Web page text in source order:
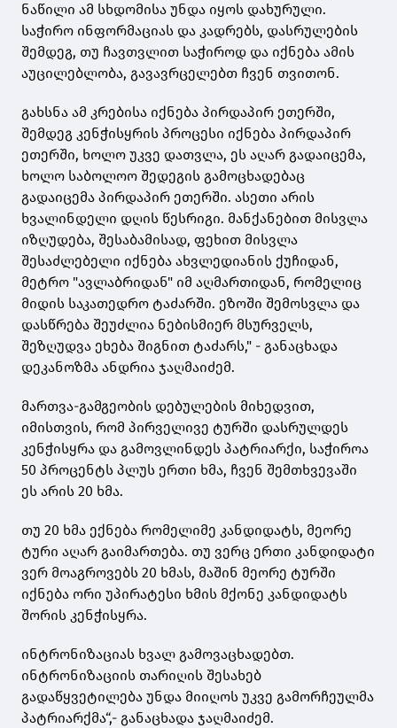
ნაწილი ამ სხდომისა უნდა იყოს დახურული.
საჭირო ინფორმაციას და კადრებს, დასრულების
შემდეგ, თუ ჩავთვლით საჭიროდ და იქნება ამის
აუცილებლობა, გავავრცელებთ ჩვენ თვითონ.
გახსნა ამ კრებისა იქნება პირდაპირ ეთერში,
შემდეგ კენჭისყრის პროცესი იქნება პირდაპირ
ეთერში, ხოლო უკვე დათვლა, ეს აღარ გადაიცემა,
ხოლო საბოლოო შედეგის გამოცხადებაც
გადაიცემა პირდაპირ ეთერში. ასეთი არის
ხვალინდელი დღის წესრიგი. მანქანებით მისვლა
იზღუდება, შესაბამისად, ფეხით მისვლა
შესაძლებელი იქნება ახვლედიანის ქუჩიდან,
მეტრო "ავლაბრიდან" იმ აღმართიდან, რომელიც
მიდის საკათედრო ტაძარში. ეზოში შემოსვლა და
დასწრება შეუძლია ნებისმიერ მსურველს,
შეზღუდვა ეხება შიგნით ტაძარს," - განაცხადა
დეკანოზმა ანდრია ჯაღმაიძემ.
მართვა-გამგეობის დებულების მიხედვით,
იმისთვის, რომ პირველივე ტურში დასრულდეს
კენჭისყრა და გამოვლინდეს პატრიარქი, საჭიროა
50 პროცენტს პლუს ერთი ხმა, ჩვენ შემთხვევაში
ეს არის 20 ხმა.
თუ 20 ხმა ექნება რომელიმე კანდიდატს, მეორე
ტური აღარ გაიმართება. თუ ვერც ერთი კანდიდატი
ვერ მოაგროვებს 20 ხმას, მაშინ მეორე ტურში
იქნება ორი უპირატესი ხმის მქონე კანდიდატს
შორის კენჭისყრა.
ინტრონიზაციას ხვალ გამოვაცხადებთ.
ინტრონიზაციის თარიღის შესახებ
გადაწყვეტილება უნდა მიიღოს უკვე გამორჩეულმა
პატრიარქმა“,- განაცხადა ჯაღმაიძემ.